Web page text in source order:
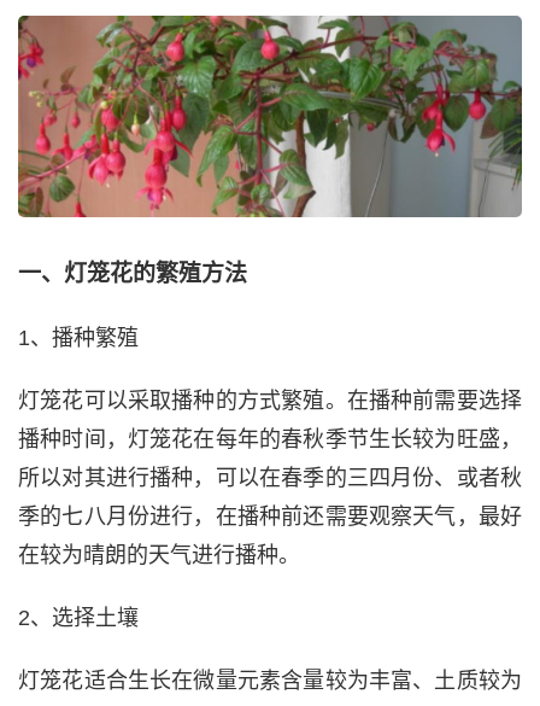
一、灯笼花的繁殖方法
1、播种繁殖
灯笼花可以采取播种的方式繁殖。在播种前需要选择
播种时间，灯笼花在每年的春秋季节生长较为旺盛，
所以对其进行播种，可以在春季的三四月份、或者秋
季的七八月份进行，在播种前还需要观察天气，最好
在较为晴朗的天气进行播种。
2、选择土壤
灯笼花适合生长在微量元素含量较为丰富、土质较为